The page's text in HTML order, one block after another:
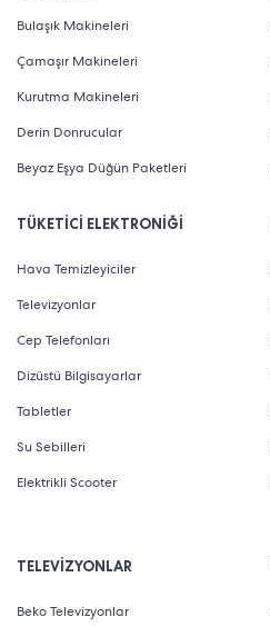
Bulaşık Makineleri
Çamaşır Makineleri
Kurutma Makineleri
Derin Donrucular
Beyaz Eşya Düğün Paketleri
TÜKETİCİ ELEKTRONİĞİ
Hava Temizleyiciler
Televizyonlar
Cep Telefonları
Dizüstü Bilgisayarlar
Tabletler
Su Sebilleri
Elektrikli Scooter
TELEVİZYONLAR
Beko Televizyonlar